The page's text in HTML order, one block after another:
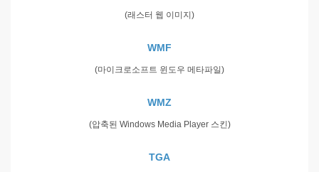
(래스터 웹 이미지)
WMF
(마이크로소프트 윈도우 메타파일)
WMZ
(압축된 Windows Media Player 스킨)
TGA